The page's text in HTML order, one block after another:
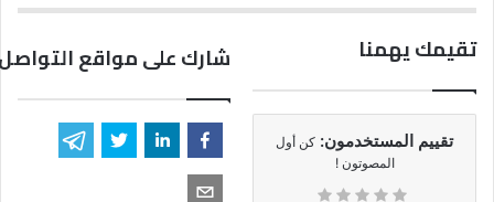
تقيمك يهمنا
تقييم المستخدمون: كن أول
المصوتون !
شارك على مواقع